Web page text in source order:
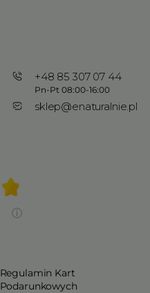
+48 85 307 07 44
Pn-Pt 08:00-16:00
sklep@enaturalnie.pl
Regulamin Kart
Podarunkowych